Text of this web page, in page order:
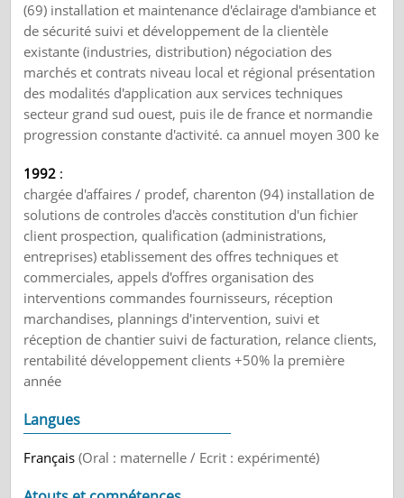
(69) installation et maintenance d'éclairage d'ambiance et
de sécurité suivi et développement de la clientèle
existante (industries, distribution) négociation des
marchés et contrats niveau local et régional présentation
des modalités d'application aux services techniques
secteur grand sud ouest, puis ile de france et normandie
progression constante d'activité. ca annuel moyen 300 ke
1992 :
chargée d'affaires / prodef, charenton (94) installation de
solutions de controles d'accès constitution d'un fichier
client prospection, qualification (administrations,
entreprises) etablissement des offres techniques et
commerciales, appels d'offres organisation des
interventions commandes fournisseurs, réception
marchandises, plannings d'intervention, suivi et
réception de chantier suivi de facturation, relance clients,
rentabilité développement clients +50% la première
année
Langues
Français(Oral : maternelle / Ecrit : expérimenté)